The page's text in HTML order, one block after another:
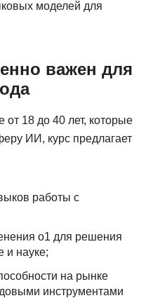
моделей для
важен для
от 18 до 40 лет, которые
ИИ, курс предлагает
работы с
o1 для решения
и науке;
на рынке
инструментами